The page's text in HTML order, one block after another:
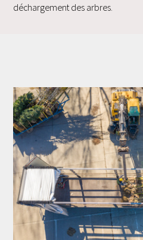
déchargement des arbres.